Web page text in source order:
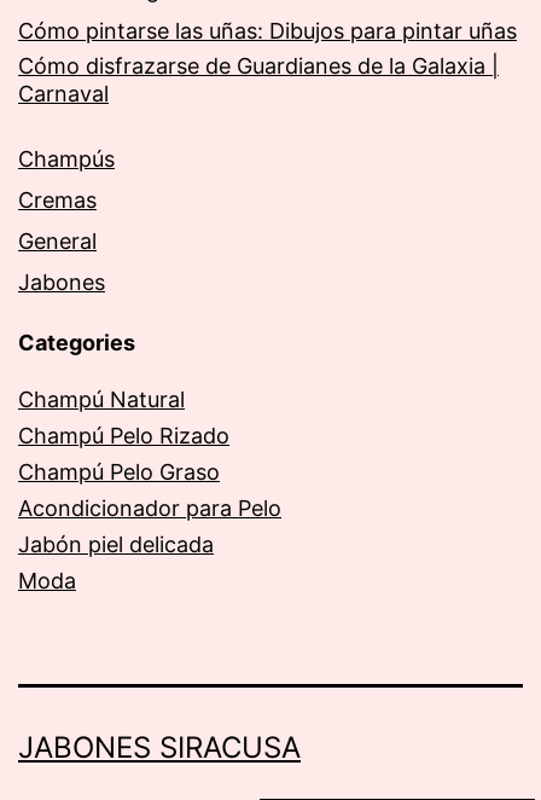
Cómo pintarse las uñas: Dibujos para pintar uñas
Cómo disfrazarse de Guardianes de la Galaxia |
Carnaval
Champús
Cremas
General
Jabones
Categories
Champú Natural
Champú Pelo Rizado
Champú Pelo Graso
Acondicionador para Pelo
Jabón piel delicada
Moda
JABONES SIRACUSA